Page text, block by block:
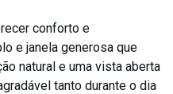
conforto e
e janela generosa que
natural e uma vista aberta
tanto durante o dia